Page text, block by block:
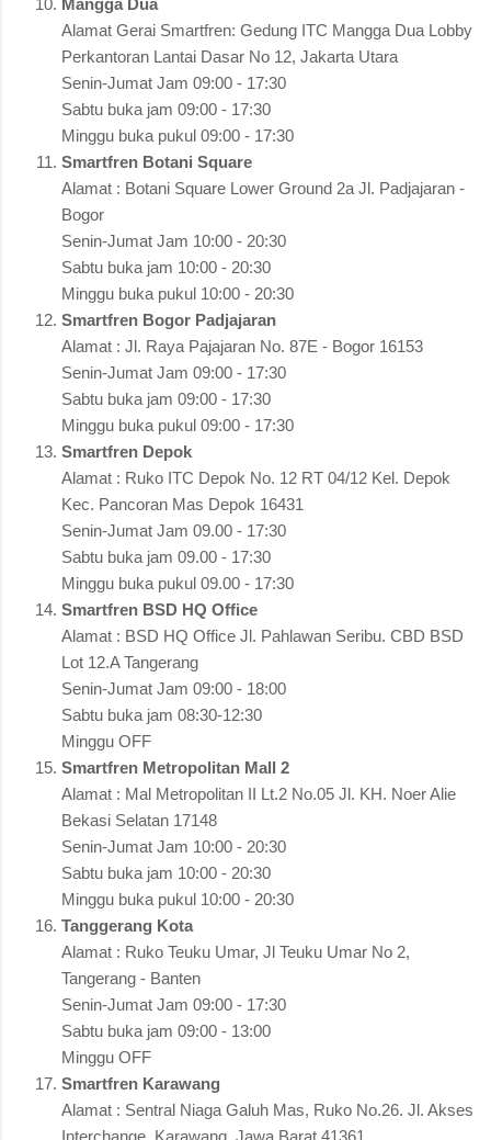
Alamat Gerai Smartfren: Gedung ITC Mangga Dua Lobby
Perkantoran Lantai Dasar No 12, Jakarta Utara
Senin-Jumat Jam 09:00 - 17:30
Sabtu buka jam 09:00 - 17:30
Minggu buka pukul 09:00 - 17:30
Smartfren Botani Square
Alamat : Botani Square Lower Ground 2a Jl. Padjajaran -
Bogor
Senin-Jumat Jam 10:00 - 20:30
Sabtu buka jam 10:00 - 20:30
Minggu buka pukul 10:00 - 20:30
Smartfren Bogor Padjajaran
Alamat : Jl. Raya Pajajaran No. 87E - Bogor 16153
Senin-Jumat Jam 09:00 - 17:30
Sabtu buka jam 09:00 - 17:30
Minggu buka pukul 09:00 - 17:30
Smartfren Depok
Alamat : Ruko ITC Depok No. 12 RT 04/12 Kel. Depok
Kec. Pancoran Mas Depok 16431
Senin-Jumat Jam 09.00 - 17:30
Sabtu buka jam 09.00 - 17:30
Minggu buka pukul 09.00 - 17:30
Smartfren BSD HQ Office
Alamat : BSD HQ Office Jl. Pahlawan Seribu. CBD BSD
Lot 12.A Tangerang
Senin-Jumat Jam 09:00 - 18:00
Sabtu buka jam 08:30-12:30
Minggu OFF
Smartfren Metropolitan Mall 2
Alamat : Mal Metropolitan II Lt.2 No.05 Jl. KH. Noer Alie
Bekasi Selatan 17148
Senin-Jumat Jam 10:00 - 20:30
Sabtu buka jam 10:00 - 20:30
Minggu buka pukul 10:00 - 20:30
Tanggerang Kota
Alamat : Ruko Teuku Umar, Jl Teuku Umar No 2,
Tangerang - Banten
Senin-Jumat Jam 09:00 - 17:30
Sabtu buka jam 09:00 - 13:00
Minggu OFF
Smartfren Karawang
Alamat : Sentral Niaga Galuh Mas, Ruko No.26. Jl. Akses
Interchange, Karawang, Jawa Barat 41361